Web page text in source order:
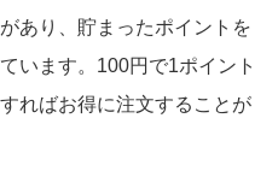
あり、貯まったポイントを
います。100円で1ポイント
ればお得に注文することが